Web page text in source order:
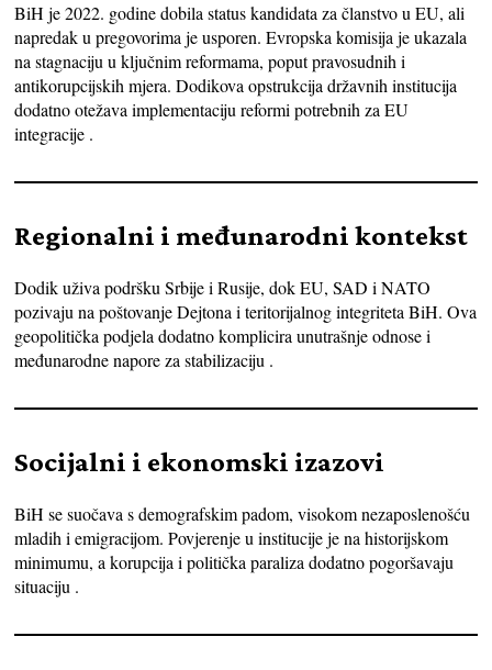
BiH je 2022. godine dobila status kandidata za članstvo u EU, ali
napredak u pregovorima je usporen. Evropska komisija je ukazala
na stagnaciju u ključnim reformama, poput pravosudnih i
antikorupcijskih mjera. Dodikova opstrukcija državnih institucija
dodatno otežava implementaciju reformi potrebnih za EU
integracije .
Regionalni i međunarodni kontekst
Dodik uživa podršku Srbije i Rusije, dok EU, SAD i NATO
pozivaju na poštovanje Dejtona i teritorijalnog integriteta BiH. Ova
geopolitička podjela dodatno komplicira unutrašnje odnose i
međunarodne napore za stabilizaciju .
Socijalni i ekonomski izazovi
BiH se suočava s demografskim padom, visokom nezaposlenošću
mladih i emigracijom. Povjerenje u institucije je na historijskom
minimumu, a korupcija i politička paraliza dodatno pogoršavaju
situaciju .